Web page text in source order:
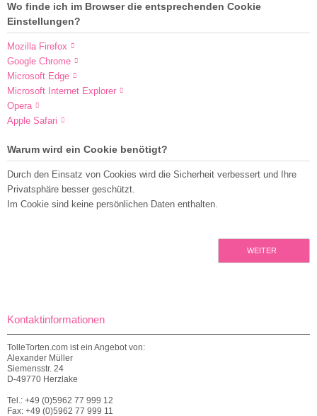
Wo finde ich im Browser die entsprechenden Cookie
Einstellungen?
Mozilla Firefox
Google Chrome
Microsoft Edge
Microsoft Internet Explorer
Opera
Apple Safari
Warum wird ein Cookie benötigt?
Durch den Einsatz von Cookies wird die Sicherheit verbessert und Ihre
Privatsphäre besser geschützt.
Im Cookie sind keine persönlichen Daten enthalten.
WEITER
Kontaktinformationen
TolleTorten.com ist ein Angebot von:
Alexander Müller
Siemensstr. 24
D-49770 Herzlake
Tel.: +49 (0)5962 77 999 12
Fax: +49 (0)5962 77 999 11